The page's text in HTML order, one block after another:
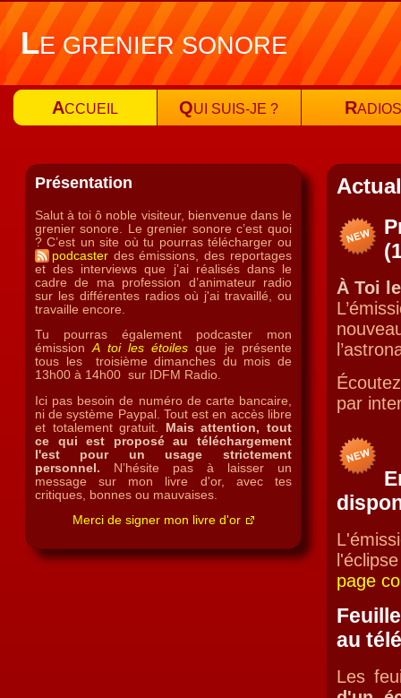
LE GRENIER SONORE
ACCUEIL QUI SUIS-JE ? RADIOS
Présentation
Salut à toi ô noble visiteur, bienvenue dans le
grenier sonore. Le grenier sonore c’est quoi
? C’est un site où tu pourras télécharger ou
podcaster des émissions, des reportages
et des interviews que j’ai réalisés dans le
cadre de ma profession d’animateur radio
sur les différentes radios où j'ai travaillé, ou
travaille encore.
Tu pourras également podcaster mon
émissionA toi les étoiles que je présente
tous les troisième dimanches du mois de
13h00 à 14h00 sur IDFM Radio.
Ici pas besoin de numéro de carte bancaire,
ni de système Paypal. Tout est en accès libre
et totalement gratuit.
Mais attention, tout
ce qui est proposé au téléchargement
l'est pour un usage strictement
personnel. N’hésite pas à laisser un
message sur mon livre d'or, avec tes
critiques, bonnes ou mauvaises.
Merci de signer mon livre d'or
À Toi
par
page
au
Les